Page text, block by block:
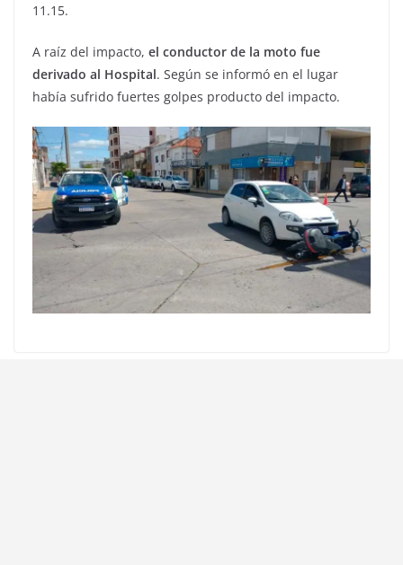
11.15.
A raíz del impacto, el conductor de la moto fue
derivado al Hospital. Según se informó en el lugar
había sufrido fuertes golpes producto del impacto.